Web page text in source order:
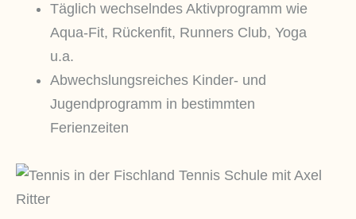
Täglich wechselndes Aktivprogramm wie
Aqua-Fit, Rückenfit, Runners Club, Yoga
u.a.
Abwechslungsreiches Kinder- und
Jugendprogramm in bestimmten
Ferienzeiten